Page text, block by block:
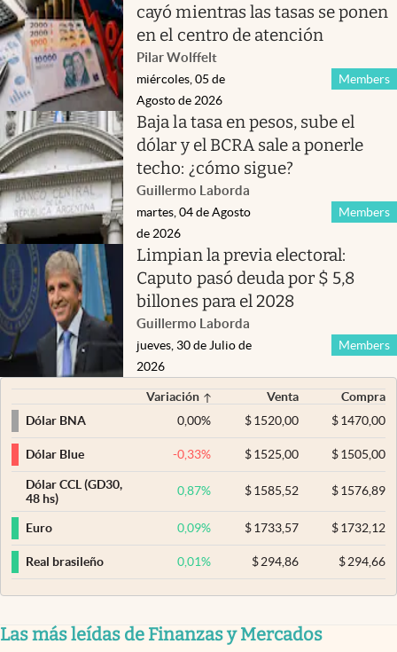
cayó mientras las tasas se ponen
en el centro de atención
Pilar Wolffelt
Members
miércoles, 05 de
Agosto de 2026
Baja la tasa en pesos, sube el
dólar y el BCRA sale a ponerle
techo: ¿cómo sigue?
Guillermo Laborda
Members
martes, 04 de Agosto
de 2026
Limpian la previa electoral:
Caputo pasó deuda por $ 5,8
billones para el 2028
Guillermo Laborda
Members
jueves, 30 de Julio de
2026
Variación Venta
Compra
Dólar BNA
0,00% $ 1520,00 $1470,00
Dólar Blue -0,33% $ 1525,00 $1505,00
Dólar CCL (GD30,
48 hs)
0,87% $ 1585,52 $1576,89
Euro 0,09% $ 1733,57 $1732,12
Real brasileño 0,01% $ 294,86 $294,66
Las más leídas de Finanzas y Mercados